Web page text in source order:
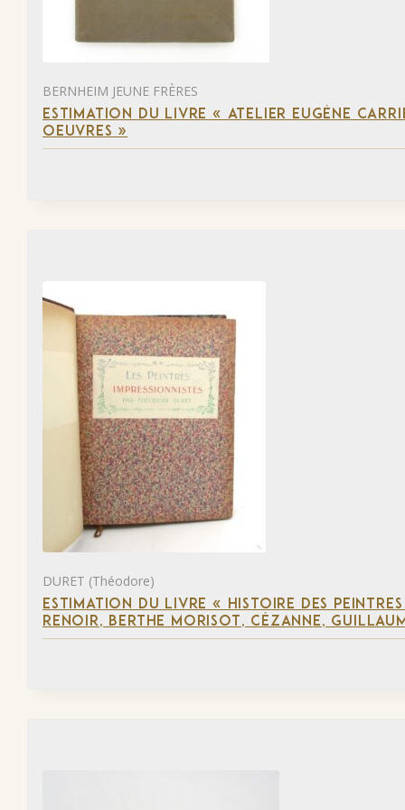
BERNHEIM JEUNE FRÈRES
ESTIMATION DU LIVRE « ATELIER EUGÈNE
OEUVRES »
DURET (Théodore)
ESTIMATION DU LIVRE « HISTOIRE DES
RENOIR, BERTHE MORISOT, CÉZANNE,